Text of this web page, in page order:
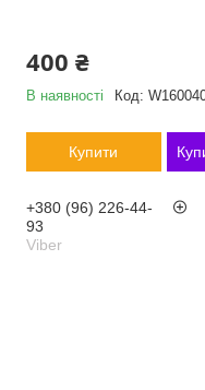
400 ₴
В наявності Код:
Купити
+380 (96) 226-44-
93
Viber